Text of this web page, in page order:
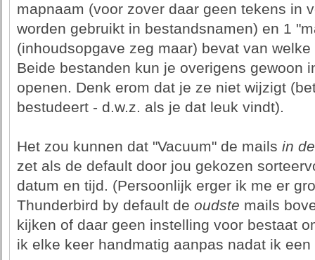
mapnaam (voor zover daar geen tekens in
worden gebruikt in bestandsnamen) en 1
(inhoudsopgave zeg maar) bevat van
Beide bestanden kun je overigens gewoon
openen. Denk erom dat je ze niet wijzigt
bestudeert - d.w.z. als je dat leuk vindt).
Het zou kunnen dat "Vacuum" de mails in
zet als de default door jou gekozen
datum en tijd. (Persoonlijk erger ik me er
Thunderbird by default de oudste mails
kijken of daar geen instelling voor bestaat
ik elke keer handmatig aanpas nadat ik